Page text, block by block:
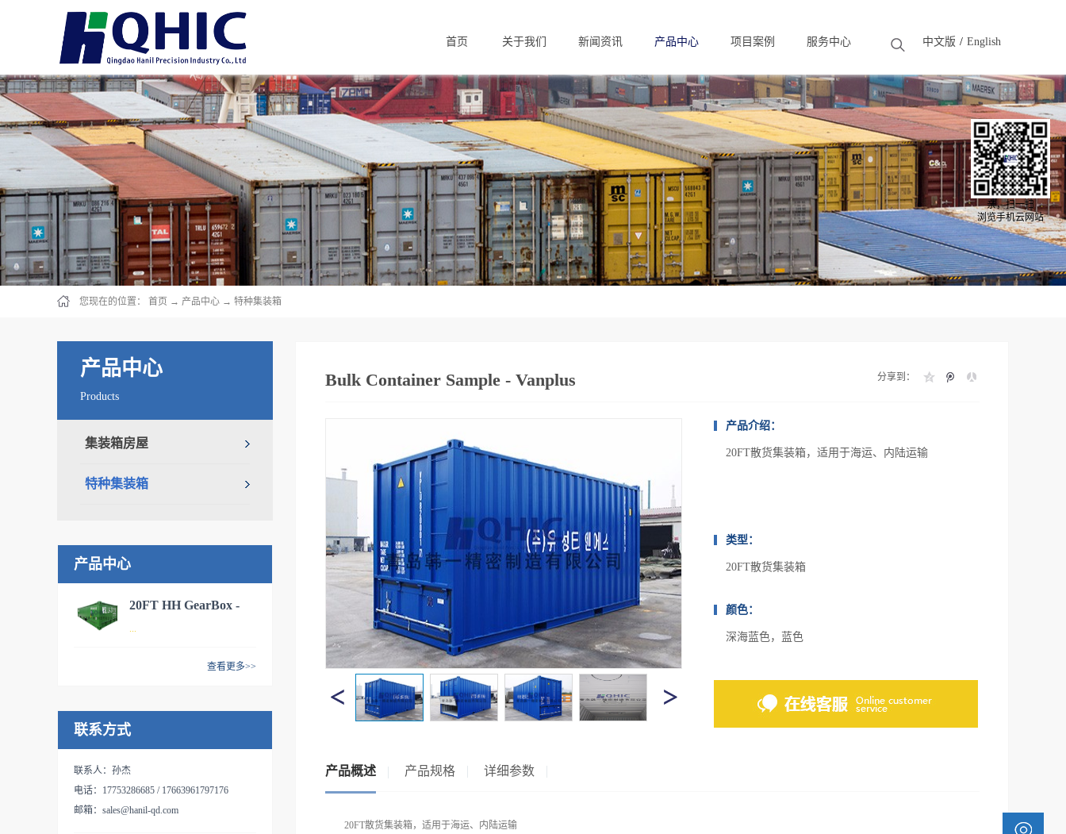
中文版 English
首页
Home
关于我们
About us
新闻资讯 产品中心
Products
项目案例
Solution
服务中心
Case
您现在的位置： 首页 → 产品中心 → 特种集装箱
产品中心
Products
集装箱房屋
特种集装箱
产品中心
20FT HH GearBox -
MCS
...
查看更多>>
联系方式
联系人：孙杰
电话：17753286685 / 17663961797176
邮箱：sales@hanil-qd.com
Bulk Container Sample - Vanplus 分享到：
产品介绍：
20FT散货集装箱，适用于海运、内陆运输
类型：
20FT散货集装箱
颜色：
深海蓝色，蓝色
产品概述 产品规格 详细参数
20FT散货集装箱，适用于海运、内陆运输
亲，扫一扫
浏览手机云网站